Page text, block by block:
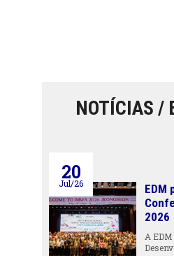
NOTÍCIAS /
20
Jul/26
EDM
2026
A